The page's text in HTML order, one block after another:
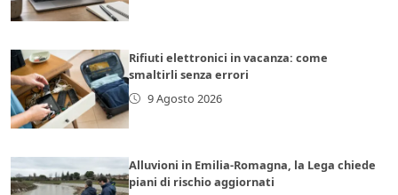
Rifiuti elettronici in vacanza: come
smaltirli senza errori
9 Agosto 2026
Alluvioni in Emilia-Romagna, la Lega chiede
piani di rischio aggiornati